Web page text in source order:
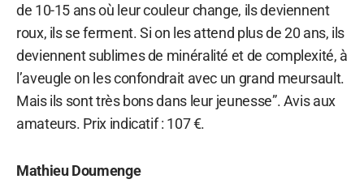
de 10-15 ans où leur couleur change, ils deviennent
roux, ils se ferment. Si on les attend plus de 20 ans, ils
deviennent sublimes de minéralité et de complexité, à
l’aveugle on les confondrait avec un grand meursault.
Mais ils sont très bons dans leur jeunesse”. Avis aux
amateurs. Prix indicatif : 107 €.
Mathieu Doumenge